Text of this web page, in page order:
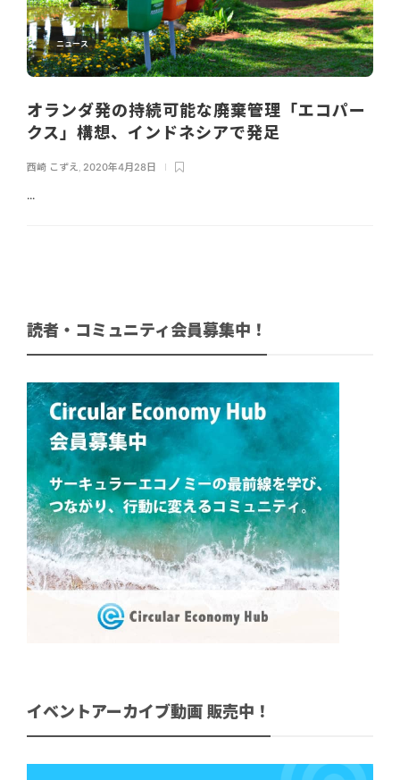
ニュース
オランダ発の持続可能な廃棄管理「エコパー
クス」構想、インドネシアで発足
西崎 こずえ 2020年4月28日
...
読者・コミュニティ会員募集中！
イベントアーカイブ動画 販売中！